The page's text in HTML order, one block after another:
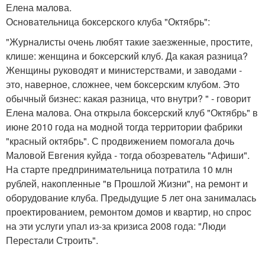
Елена малова.
Основательница боксерского клуба "Октябрь":
"Журналисты очень любят такие заезженные, простите,
клише: женщина и боксерский клуб. Да какая разница?
Женщины руководят и министерствами, и заводами -
это, наверное, сложнее, чем боксерским клубом. Это
обычный бизнес: какая разница, что внутри? " - говорит
Елена малова. Она открыла боксерский клуб "Октябрь" в
июне 2010 года на модной тогда территории фабрики
"красный октябрь". С продвижением помогала дочь
Маловой Евгения куйда - тогда обозреватель "Афиши".
На старте предпринимательница потратила 10 млн
рублей, накопленные "в Прошлой Жизни", на ремонт и
оборудование клуба. Предыдущие 5 лет она занималась
проектированием, ремонтом домов и квартир, но спрос
на эти услуги упал из-за кризиса 2008 года: "Люди
Перестали Строить".